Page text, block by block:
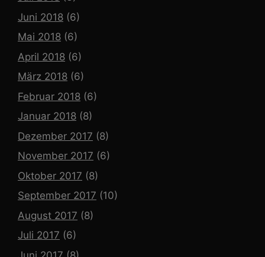
Juni 2018 (6)
Mai 2018 (6)
April 2018 (6)
März 2018 (6)
Februar 2018 (6)
Januar 2018 (8)
Dezember 2017 (8)
November 2017 (6)
Oktober 2017 (8)
September 2017 (10)
August 2017 (8)
Juli 2017 (6)